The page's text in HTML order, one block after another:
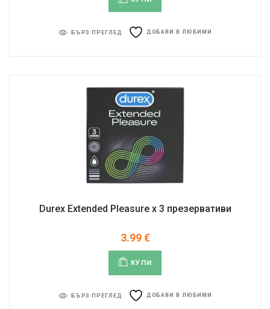
БЪРЗ ПРЕГЛЕД ДОБАВИ В ЛЮБИМИ
Durex Extended Pleasure х 3 презервативи
3.99€
КУПИ
БЪРЗ ПРЕГЛЕД ДОБАВИ В ЛЮБИМИ